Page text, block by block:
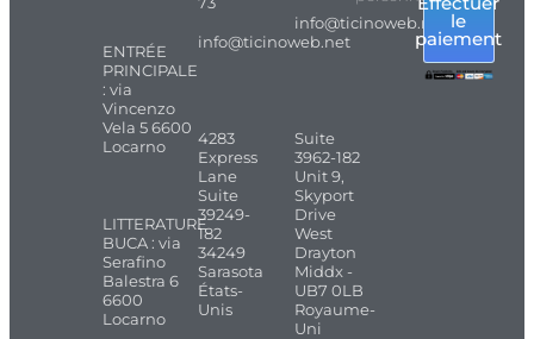
ENTRÉE
PRINCIPALE
: via
Vincenzo
Vela 5 6600
Locarno
LITTERATURE
BUCA : via
Serafino
Balestra 6
6600
Locarno
info@ticinoweb.net
4283
Express
Lane
Suite
39249-
182
34249
Sarasota
États-
Unis
info@ticinoweb.net
Suite
3962-182
Unit 9,
Skyport
Drive
West
Drayton
Middx -
UB7 0LB
Royaume-
Uni
le
paiement